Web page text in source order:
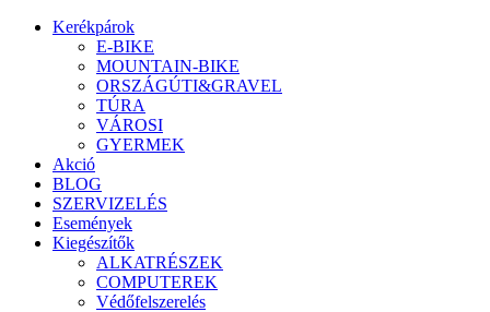
Kerékpárok
E-BIKE
MOUNTAIN-BIKE
ORSZÁGÚTI&GRAVEL
TÚRA
VÁROSI
GYERMEK
Akció
BLOG
SZERVIZELÉS
Események
Kiegészítők
ALKATRÉSZEK
COMPUTEREK
Védőfelszerelés